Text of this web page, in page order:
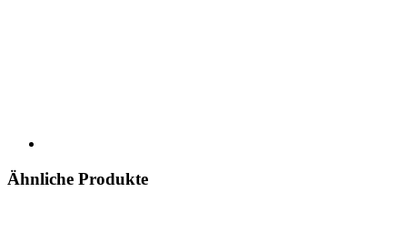
Ähnliche Produkte